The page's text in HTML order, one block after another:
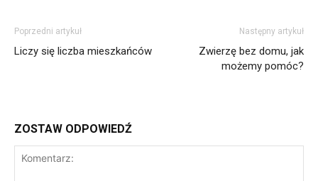
Poprzedni artykuł
Liczy się liczba mieszkańców
Następny artykuł
Zwierzę bez domu, jak
możemy pomóc?
ZOSTAW ODPOWIEDŹ